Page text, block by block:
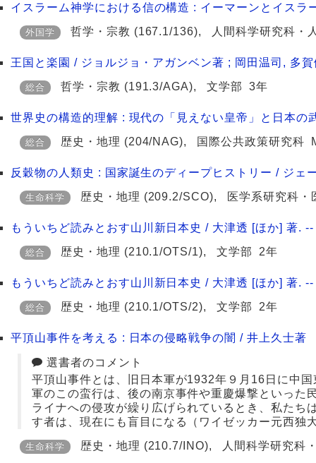
イスラーム神学における信の構造 : イーマーンとイス
外国学 哲学・宗教 (167.1/136), 人間科学研究科・
王国と楽園 / ジョルジョ・アガンベン著 ; 岡田温司, 多
総合 哲学・宗教 (191.3/AGA),文学部 3年
世界史の構造的理解 : 現代の「見えない皇帝」と日本の
総合 歴史・地理 (204/NAG), 国際公共政策研究科
反穀物の人類史 : 国家誕生のディープヒストリー / ジェ
生命科学 歴史・地理 (209.2/SCO), 医学系研究科・
もういちど読みとおす山川新日本史 / 大津透 [ほか] 著. --
総合 歴史・地理 (210.1/OTS/1), 文学部 2年
もういちど読みとおす山川新日本史 / 大津透 [ほか] 著. --
総合 歴史・地理 (210.1/OTS/2), 文学部 2年
平頂山事件を考える : 日本の侵略戦争の闇 / 井上久士著
選書者のコメント
平頂山事件とは、旧日本軍が1932年９月16日に中
軍のこの蛮行は、後の南京事件や重慶爆撃といった
ライナへの侵攻が繰り広げられているとき、私たち
す者は、現在にも盲目になる（ワイゼッカー元西独
生命科学 歴史・地理 (210.7/INO), 人間科学研究科